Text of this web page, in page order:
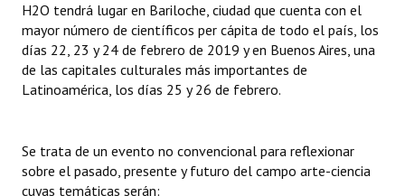
INSTITUCIONAL
Antiguos Pobladores
Registros y Distinciones
Datos Históricos
H2O tendrá lugar en Bariloche, ciudad que cuenta con el
mayor número de científicos per cápita de todo el país, los
días 22, 23 y 24 de febrero de 2019 y en Buenos Aires, una
de las capitales culturales más importantes de
Latinoamérica, los días 25 y 26 de febrero.
Se trata de un evento no convencional para reflexionar
sobre el pasado, presente y futuro del campo arte-ciencia
cuyas temáticas serán: